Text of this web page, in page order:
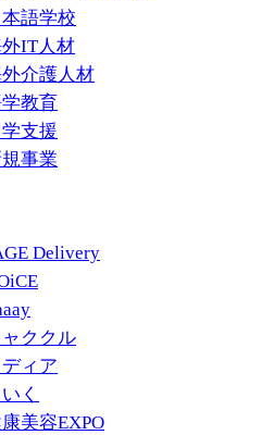
本語学校
IT人材
介護人材
教育
支援
事業
Delivery
ククル
ディア
く
美容EXPO